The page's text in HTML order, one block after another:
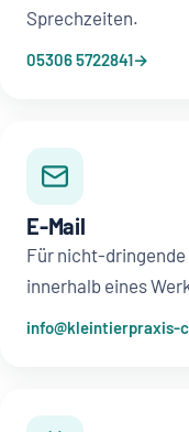
Sprechzeiten.
05306 5722841
E-Mail
Für nicht-
innerhalb eines
info@kleintierpraxis-